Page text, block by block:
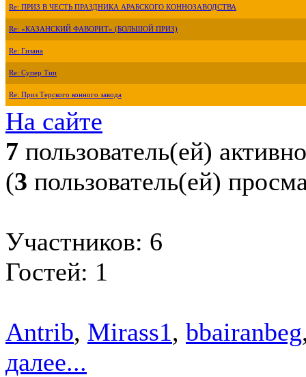
Re: ПРИЗ В ЧЕСТЬ ПРАЗДНИКА АРАБСКОГО КОННОЗАВОДСТВА
Re: «КАЗАНСКИЙ ФАВОРИТ» (БОЛЬШОЙ ПРИЗ)
Re: Гизана
Re: Супер Тип
Re: Приз Терского конного завода
На сайте
7 пользователь(ей) активно
(3 пользователь(ей)
Участников: 6
Гостей: 1
Antrib, Mirass1, bbairanbeg
далее...